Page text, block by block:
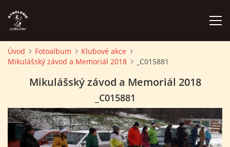
ÚVOD
ZÁVODY A PROPOZICE
Úvod Fotoalbum
Klubové akce
Mikulášský závod a Memoriál 2018
_C015881
Mikulášský závod a Memoriál 2018
_C015881